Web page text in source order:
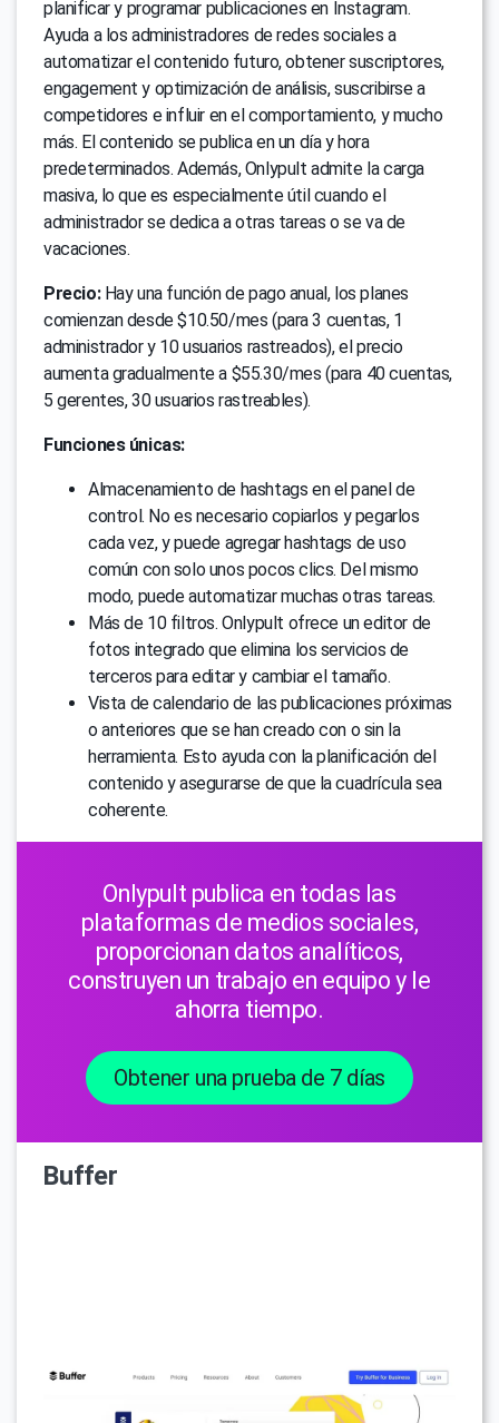
planificar y programar publicaciones en Instagram.
Ayuda a los administradores de redes sociales a
automatizar el contenido futuro, obtener suscriptores,
engagement y optimización de análisis, suscribirse a
competidores e influir en el comportamiento, y mucho
más. El contenido se publica en un día y hora
predeterminados. Además, Onlypult admite la carga
masiva, lo que es especialmente útil cuando el
administrador se dedica a otras tareas o se va de
vacaciones.
Precio:Hay una función de pago anual, los planes
comienzan desde $10.50/mes (para 3 cuentas, 1
administrador y 10 usuarios rastreados), el precio
aumenta gradualmente a $55.30/mes (para 40 cuentas,
5 gerentes, 30 usuarios rastreables).
Funciones únicas:
Almacenamiento de hashtags en el panel de
control. No es necesario copiarlos y pegarlos
cada vez, y puede agregar hashtags de uso
común con solo unos pocos clics. Del mismo
modo, puede automatizar muchas otras tareas.
Más de 10 filtros. Onlypult ofrece un editor de
fotos integrado que elimina los servicios de
terceros para editar y cambiar el tamaño.
Vista de calendario de las publicaciones próximas
o anteriores que se han creado con o sin la
herramienta. Esto ayuda con la planificación del
contenido y asegurarse de que la cuadrícula sea
coherente.
Onlypult publica en todas las
plataformas de medios sociales,
proporcionan datos analíticos,
construyen un trabajo en equipo y le
ahorra tiempo.
Obtener una prueba de 7 días
Buffer